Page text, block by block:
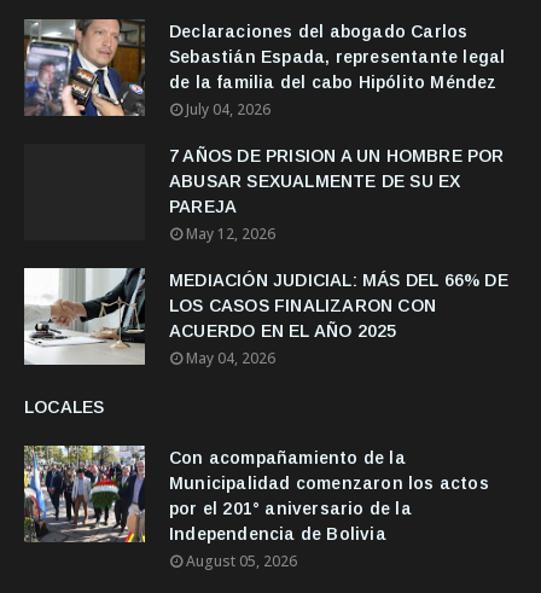
Declaraciones del abogado Carlos
Sebastián Espada, representante legal
de la familia del cabo Hipólito Méndez
July 04, 2026
7 AÑOS DE PRISION A UN HOMBRE POR
ABUSAR SEXUALMENTE DE SU EX
PAREJA
May 12, 2026
MEDIACIÓN JUDICIAL: MÁS DEL 66% DE
LOS CASOS FINALIZARON CON
ACUERDO EN EL AÑO 2025
May 04, 2026
LOCALES
Con acompañamiento de la
Municipalidad comenzaron los actos
por el 201° aniversario de la
Independencia de Bolivia
August 05, 2026